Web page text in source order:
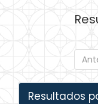
Resultados